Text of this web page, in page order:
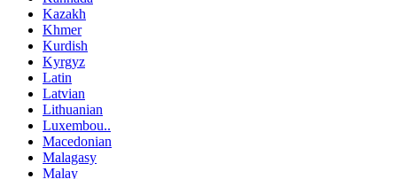
Kazakh
Khmer
Kurdish
Kyrgyz
Latin
Latvian
Lithuanian
Luxembou..
Macedonian
Malagasy
Malay